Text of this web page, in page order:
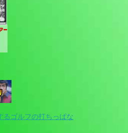
るゴルフの打ちっぱな